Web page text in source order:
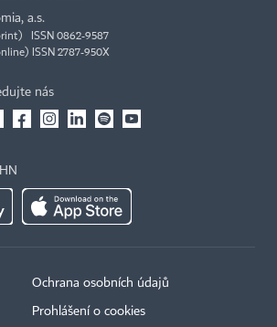
a.s.
ISSN 0862-9587
ISSN 2787-950X
nás
Ochrana osobních údajů
Prohlášení o cookies